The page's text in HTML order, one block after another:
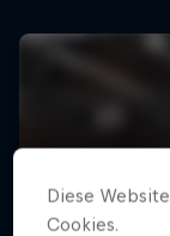
Diese
Cookies.